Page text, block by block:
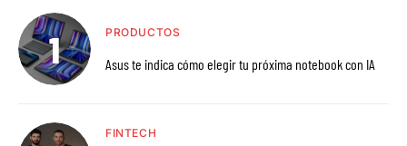
PRODUCTOS
Asus te indica cómo elegir tu próxima notebook con IA
FINTECH